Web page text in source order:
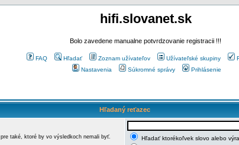
hifi.slovanet.sk
Bolo zavedene manualne potvrdzovanie registracii !!!
FAQ Hľadať Zoznam užívateľov Užívateľské skupiny
Nastavenia
Súkromné správy Prihlásenie
Hľadaný reťazec
pre také, ktoré by vo výsledkoch nemali byť.
Hľadať ktorékoľvek slovo alebo